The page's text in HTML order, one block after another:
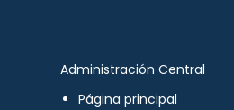
Administración Central
Página principal